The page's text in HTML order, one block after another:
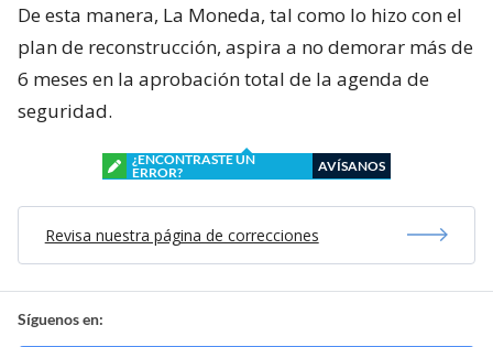
De esta manera, La Moneda, tal como lo hizo con el
plan de reconstrucción, aspira a no demorar más de
6 meses en la aprobación total de la agenda de
seguridad.
¿ENCONTRASTE UN
ERROR?
AVÍSANOS
Revisa nuestra página de correcciones
Síguenos en: